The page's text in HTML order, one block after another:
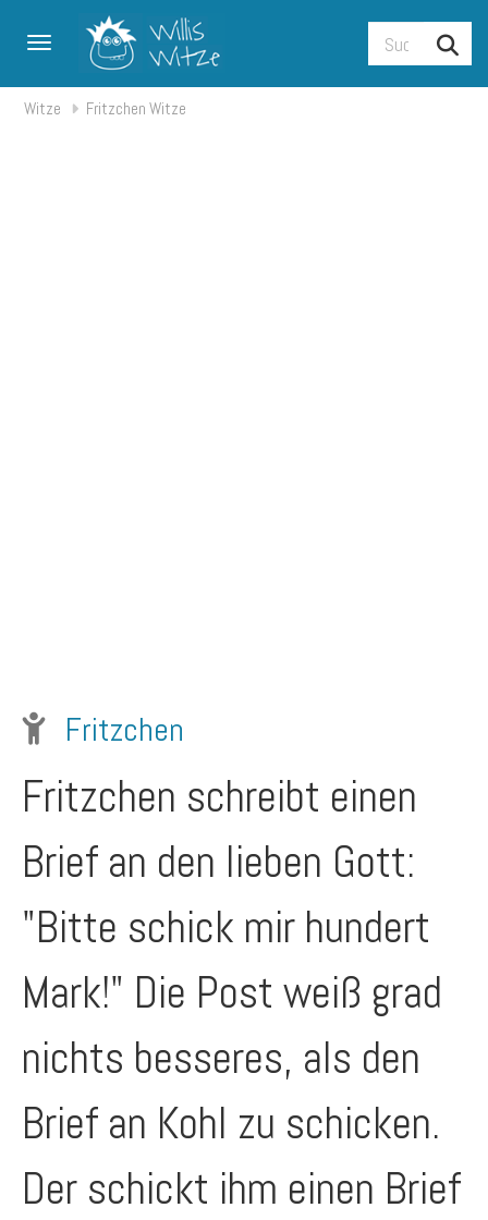
Toggle navigation
Witze Fritzchen Witze
Fritzchen
Fritzchen schreibt einen
Brief an den lieben Gott:
"Bitte schick mir hundert
Mark!" Die Post weiß grad
nichts besseres, als den
Brief an Kohl zu schicken.
Der schickt ihm einen Brief